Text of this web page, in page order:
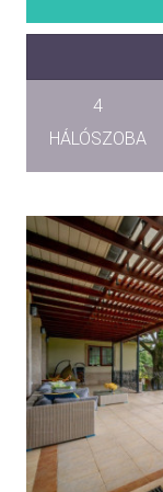
4
HÁLÓSZOBA